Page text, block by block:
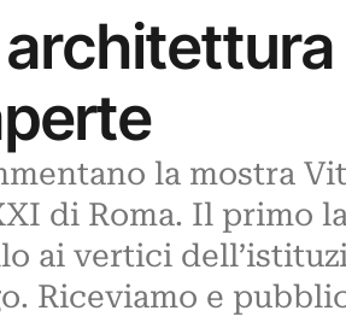
la mostra
di Roma. Il primo
ai vertici
Riceviamo e